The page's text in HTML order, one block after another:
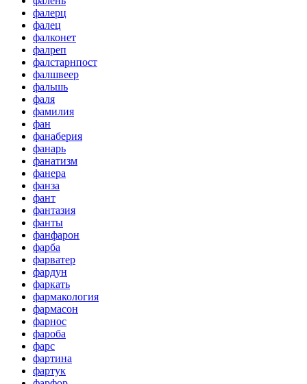
фалерц
фалец
фалконет
фалреп
фалстарнпост
фалшвеер
фальшь
фаля
фамилия
фан
фанаберия
фанарь
фанатизм
фанера
фанза
фант
фантазия
фанты
фанфарон
фарба
фарватер
фардун
фаркать
фармакология
фармасон
фарнос
фароба
фарс
фартина
фартук